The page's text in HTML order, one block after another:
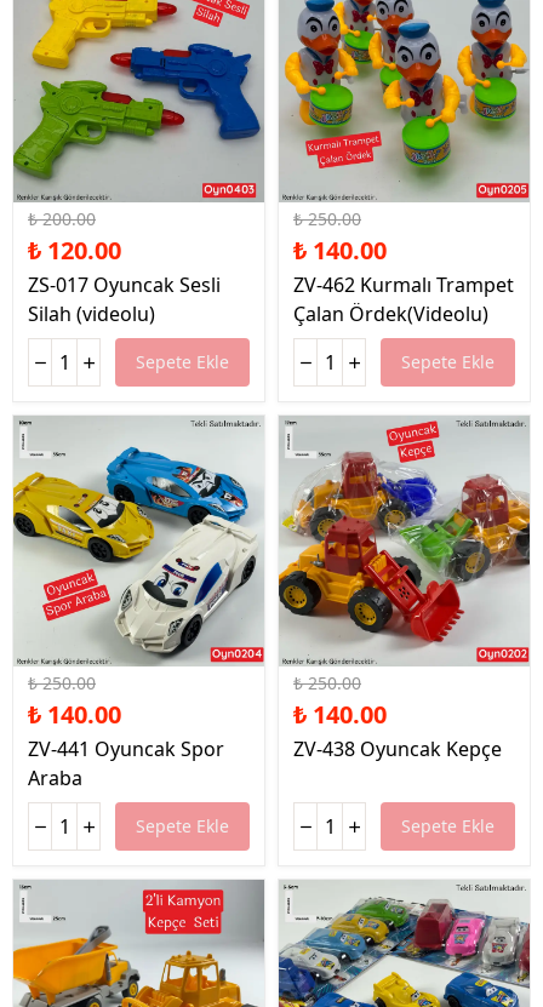
%40 İndirim
₺ 200.00
₺ 120.00
ZS-017 Oyuncak Sesli
Silah (videolu)
Sepete Ekle
₺ 250.00
₺ 140.00
ZV-462 Kurmalı Trampet
Çalan Ördek(Videolu)
Sepete Ekle
₺ 250.00
₺ 140.00
ZV-441 Oyuncak Spor
Araba
Sepete Ekle
%44 İndirim
₺ 250.00
₺ 140.00
ZV-438 Oyuncak Kepçe
Sepete Ekle